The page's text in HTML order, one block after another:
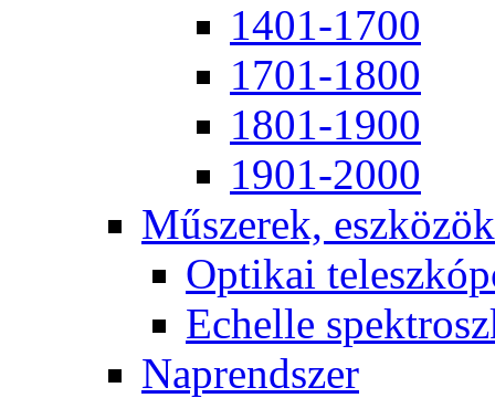
1401-1700
1701-1800
1801-1900
1901-2000
Mű­sze­rek, esz­kö­zök
Op­ti­kai
Echel­le
Nap­rend­szer